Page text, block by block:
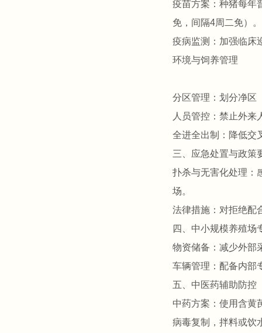
疫苗方案‌：种猪每年
免，间隔4周二免）。
疫病监测‌：加强临床
‌环境与饲养管理‌
分区管理‌：划分净区
人员管控‌：禁止外来
全进全出制‌：降低交
三、应急处置与政策
扑杀与无害化处理‌：
场‌。
法律措施‌：对拒绝配
四、中小规模养殖场
物资储备‌：减少外部
车辆管理‌：配备内部
五、中医药辅助防控
中药方案‌：使用含黄
病毒复制，拌料或饮